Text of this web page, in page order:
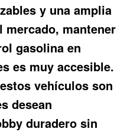
y una amplia
mantener
gasolina en
es muy accesible.
vehículos son
desean
duradero sin